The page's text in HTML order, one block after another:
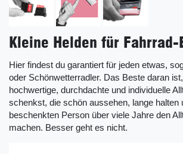
Kleine Helden für
Hier findest du garantiert für jeden etwas,
oder Schönwetterradler. Das Beste daran
hochwertige, durchdachte und individuelle
schenkst, die schön aussehen, lange halten
beschenkten Person über viele Jahre den
machen. Besser geht es nicht.